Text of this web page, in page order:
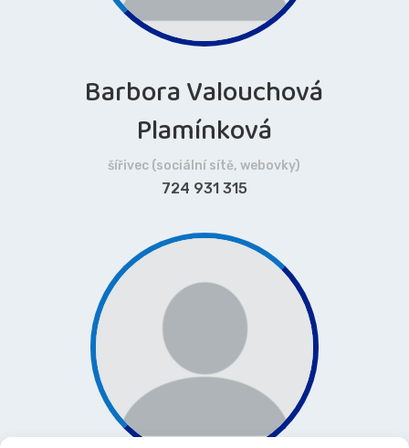
Barbora Valouchová
Plamínková
šířivec (sociální sítě, webovky)
724 931 315